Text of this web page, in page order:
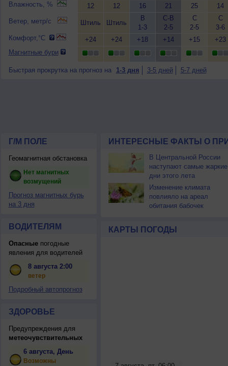
Влажность, %
Ветер, метр/с
Комфорт,°C
Магнитные бури
12
Штиль
+24
12
Штиль
+24
16
В
1-3
+18
21
С-В
2-5
+14
25
С
2-5
+15
14
С
3-6
+23
Быстрая прокрутка на прогноз на 1-3 дня 3-5 дней 5-7 дней
Г/М ПОЛЕ
Геомагнитная обстановка
Нет магнитных
возмущений
Прогноз магнитных бурь
на 3 дня
ВОДИТЕЛЯМ
Опасныепогодные
явления для водителей
8 августа 2:00
ветер
Подробный автопрогноз
ЗДОРОВЬЕ
Предупреждения для
метеочувствительных
6 августа, День
Возможны
ИНТЕРЕСНЫЕ ФАКТЫ О
В Центральной России
наступают самые жаркие
дни этого лета
Изменение климата
повлияло на ареал
обитания бабочек
КАРТЫ ПОГОДЫ